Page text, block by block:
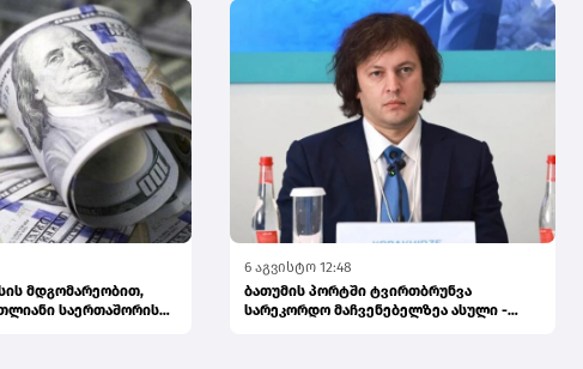
მდგომარეობით,
საერთაშორისო
6 აგვისტო 12:48
ბათუმის პორტში ტვირთბრუნვა
სარეკორდო მაჩვენებელზეა ასული -